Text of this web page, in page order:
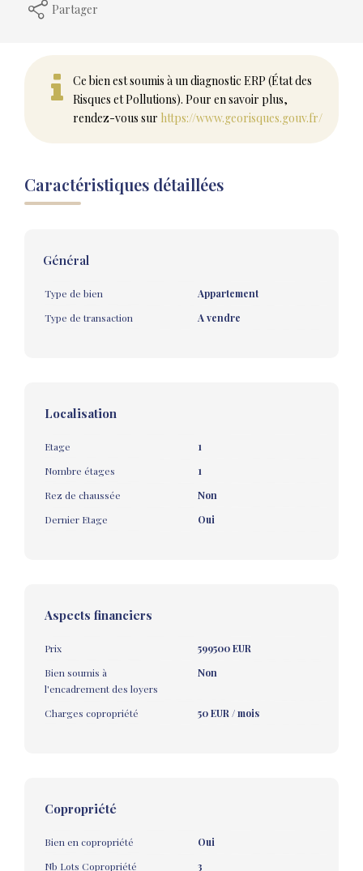
Partager
Ce bien est soumis à un diagnostic ERP (État des
Risques et Pollutions). Pour en savoir plus,
rendez-vous sur https://www.georisques.gouv.fr/
Caractéristiques détaillées
Général
Type de bien
Appartement
Type de transaction
A vendre
Localisation
Etage
1
Nombre étages
1
Rez de chaussée
Non
Dernier Etage
Oui
Aspects financiers
Prix
599500 EUR
Bien soumis à
l'encadrement des loyers
Non
Charges copropriété 50 EUR / mois
Copropriété
Bien en copropriété
Oui
Nb Lots Copropriété
3